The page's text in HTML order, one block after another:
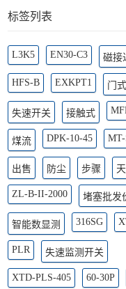
标签列表
L3K5 EN30-C3 磁接
HFS-B EXKPT1 门式
失速开关 接触式
煤流 DPK-10-45 MT-
出售 防尘 步骤
ZL-B-II-2000 堵塞批发
智能数显测 316SG
PLR 失速监测开关
XTD-PLS-405 60-30P